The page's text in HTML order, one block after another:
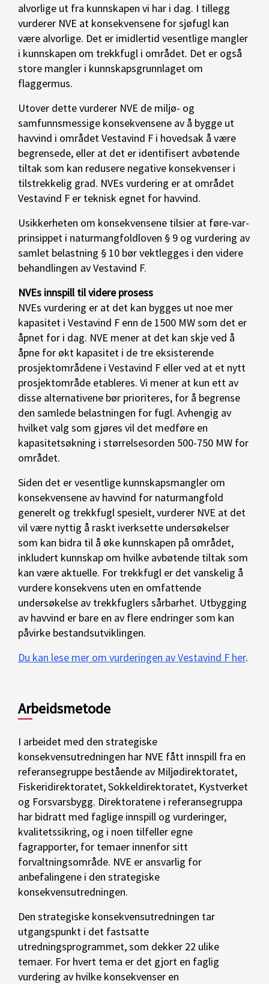
alvorlige ut fra kunnskapen vi har i dag. I tillegg
vurderer NVE at konsekvensene for sjøfugl kan
være alvorlige. Det er imidlertid vesentlige mangler
i kunnskapen om trekkfugl i området. Det er også
store mangler i kunnskapsgrunnlaget om
flaggermus.
Utover dette vurderer NVE de miljø- og
samfunnsmessige konsekvensene av å bygge ut
havvind i området Vestavind F i hovedsak å være
begrensede, eller at det er identifisert avbøtende
tiltak som kan redusere negative konsekvenser i
tilstrekkelig grad. NVEs vurdering er at området
Vestavind F er teknisk egnet for havvind.
Usikkerheten om konsekvensene tilsier at føre-var-
prinsippet i naturmangfoldloven § 9 og vurdering av
samlet belastning § 10 bør vektlegges i den videre
behandlingen av Vestavind F.
NVEs innspill til videre prosess
NVEs vurdering er at det kan bygges ut noe mer
kapasitet i Vestavind F enn de 1500 MW som det er
åpnet for i dag. NVE mener at det kan skje ved å
åpne for økt kapasitet i de tre eksisterende
prosjektområdene i Vestavind F eller ved at et nytt
prosjektområde etableres. Vi mener at kun ett av
disse alternativene bør prioriteres, for å begrense
den samlede belastningen for fugl. Avhengig av
hvilket valg som gjøres vil det medføre en
kapasitetsøkning i størrelsesorden 500-750 MW for
området.
Siden det er vesentlige kunnskapsmangler om
konsekvensene av havvind for naturmangfold
generelt og trekkfugl spesielt, vurderer NVE at det
vil være nyttig å raskt iverksette undersøkelser
som kan bidra til å øke kunnskapen på området,
inkludert kunnskap om hvilke avbøtende tiltak som
kan være aktuelle. For trekkfugl er det vanskelig å
vurdere konsekvens uten en omfattende
undersøkelse av trekkfuglers sårbarhet. Utbygging
av havvind er bare en av flere endringer som kan
påvirke bestandsutviklingen.
Du kan lese mer om vurderingen av Vestavind F her.
Arbeidsmetode
I arbeidet med den strategiske
konsekvensutredningen har NVE fått innspill fra en
referansegruppe bestående av Miljødirektoratet,
Fiskeridirektoratet, Sokkeldirektoratet, Kystverket
og Forsvarsbygg. Direktoratene i referansegruppa
har bidratt med faglige innspill og vurderinger,
kvalitetssikring, og i noen tilfeller egne
fagrapporter, for temaer innenfor sitt
forvaltningsområde. NVE er ansvarlig for
anbefalingene i den strategiske
konsekvensutredningen.
Den strategiske konsekvensutredningen tar
utgangspunkt i det fastsatte
utredningsprogrammet, som dekker 22 ulike
temaer. For hvert tema er det gjort en faglig
vurdering av hvilke konsekvenser en